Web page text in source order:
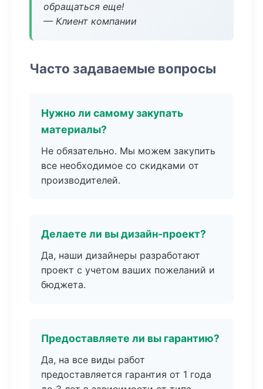
обращаться еще!
— Клиент компании
Часто задаваемые вопросы
Нужно ли самому закупать
материалы?
Не обязательно. Мы можем закупить
все необходимое со скидками от
производителей.
Делаете ли вы дизайн-проект?
Да, наши дизайнеры разработают
проект с учетом ваших пожеланий и
бюджета.
Предоставляете ли вы гарантию?
Да, на все виды работ
предоставляется гарантия от 1 года